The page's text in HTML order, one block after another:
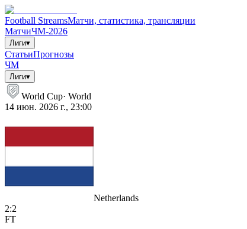
Football StreamsМатчи, статистика, трансляции
МатчиЧМ-2026
Лиги▾
СтатьиПрогнозы
ЧМ
Лиги▾
World Cup· World
14 июн. 2026 г., 23:00
Netherlands
2:2
FT